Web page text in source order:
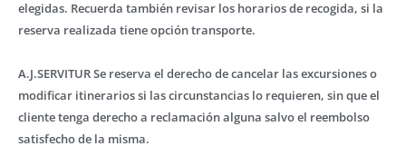
elegidas. Recuerda también revisar los horarios de recogida, si la
reserva realizada tiene opción transporte.
A.J.SERVITUR Se reserva el derecho de cancelar las excursiones o
modificar itinerarios si las circunstancias lo requieren, sin que el
cliente tenga derecho a reclamación alguna salvo el reembolso
satisfecho de la misma.